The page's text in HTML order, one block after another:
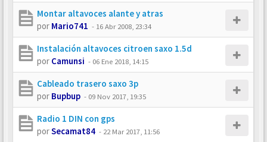
Montar altavoces alante y atras
por Mario741 - 16 Abr 2008, 23:34
Instalación altavoces citroen saxo 1.5d
por Camunsi - 06 Ene 2018, 14:15
Cableado trasero saxo 3p
por Bupbup - 09 Nov 2017, 19:35
Radio 1 DIN con gps
porSecamat84 - 22 Mar 2017, 11:56